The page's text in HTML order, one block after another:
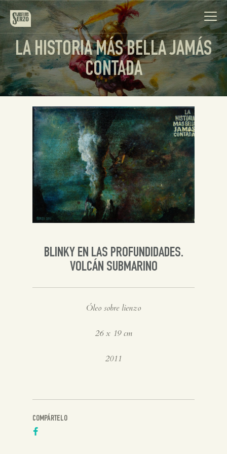
Obra
Biografía
Noticias
Contacto
Español
LA HISTORIA MÁS BELLA JAMÁS
CONTADA
BLINKY EN LAS PROFUNDIDADES.
VOLCÁN SUBMARINO
Óleo sobre lienzo
26 x 19 cm
2011
COMPÁRTELO